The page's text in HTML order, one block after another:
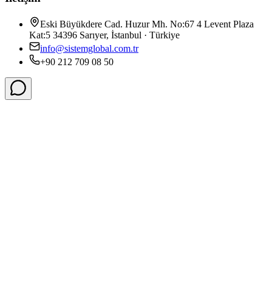
Eski Büyükdere Cad. Huzur Mh. No:67 4 Levent Plaza
Kat:5 34396 Sarıyer, İstanbul · Türkiye
info@sistemglobal.com.tr
+90 212 709 08 50